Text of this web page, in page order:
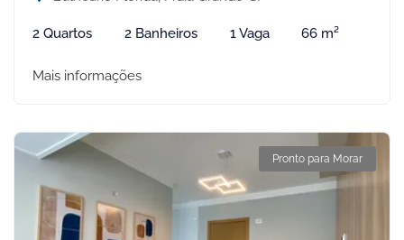
2 Quartos 2 Banheiros 1 Vaga 66 m²
Mais informações
Pronto para Morar